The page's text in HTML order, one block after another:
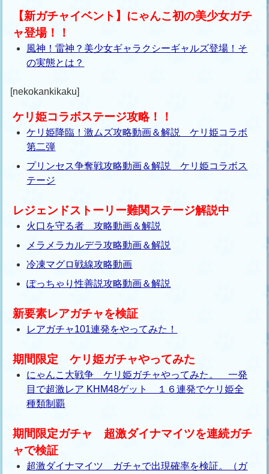
【新ガチャイベント】にゃんこ初の美少女ガチ
ャ登場！！
風神！雷神？美少女ギャラクシーギャルズ登場！そ
の実態とは？
[nekokankikaku]
ケリ姫コラボステージ攻略！！
ケリ姫降臨！激ムズ攻略動画＆解説 ケリ姫コラボ
第二弾
プリンセス争奪戦攻略動画＆解説 ケリ姫コラボス
テージ
レジェンドストーリー難関ステージ解説中
火口を守る者 攻略動画＆解説
メラメラカルデラ攻略動画＆解説
冷凍マグロ戦線攻略動画
ぽっちゃり性善説攻略動画＆解説
新要素レアガチャを検証
レアガチャ101連発をやってみた！
期間限定 ケリ姫ガチャやってみた
にゃんこ大戦争 ケリ姫ガチャやってみた。 一発
目で超激レア KHM48ゲット １６連発でケリ姫全
種類制覇
期間限定ガチャ 超激ダイナマイツを連続ガチ
ャで検証
超激ダイナマイツ ガチャで出現確率を検証。（ガ